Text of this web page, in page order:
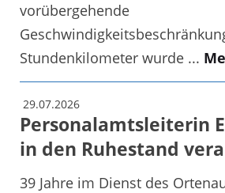
vorübergehende
Stundenkilometer wurde ...
29.07.2026
Personalamtsleiterin
in den Ruhestand
39 Jahre im Dienst des